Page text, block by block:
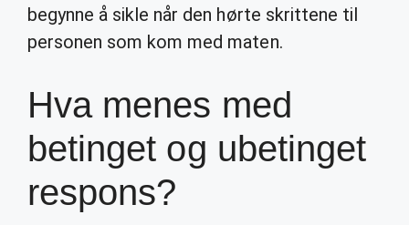
begynne å sikle når den hørte skrittene til
personen som kom med maten.
Hva menes med
betinget og ubetinget
respons?